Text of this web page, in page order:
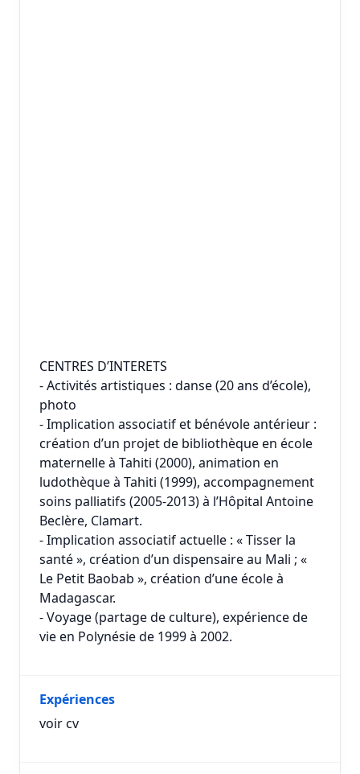
CENTRES D’INTERETS
- Activités artistiques : danse (20 ans d’école),
photo
- Implication associatif et bénévole antérieur :
création d’un projet de bibliothèque en école
maternelle à Tahiti (2000), animation en
ludothèque à Tahiti (1999), accompagnement
soins palliatifs (2005-2013) à l’Hôpital Antoine
Beclère, Clamart.
- Implication associatif actuelle : « Tisser la
santé », création d’un dispensaire au Mali ; «
Le Petit Baobab », création d’une école à
Madagascar.
- Voyage (partage de culture), expérience de
vie en Polynésie de 1999 à 2002.
Expériences
voir cv